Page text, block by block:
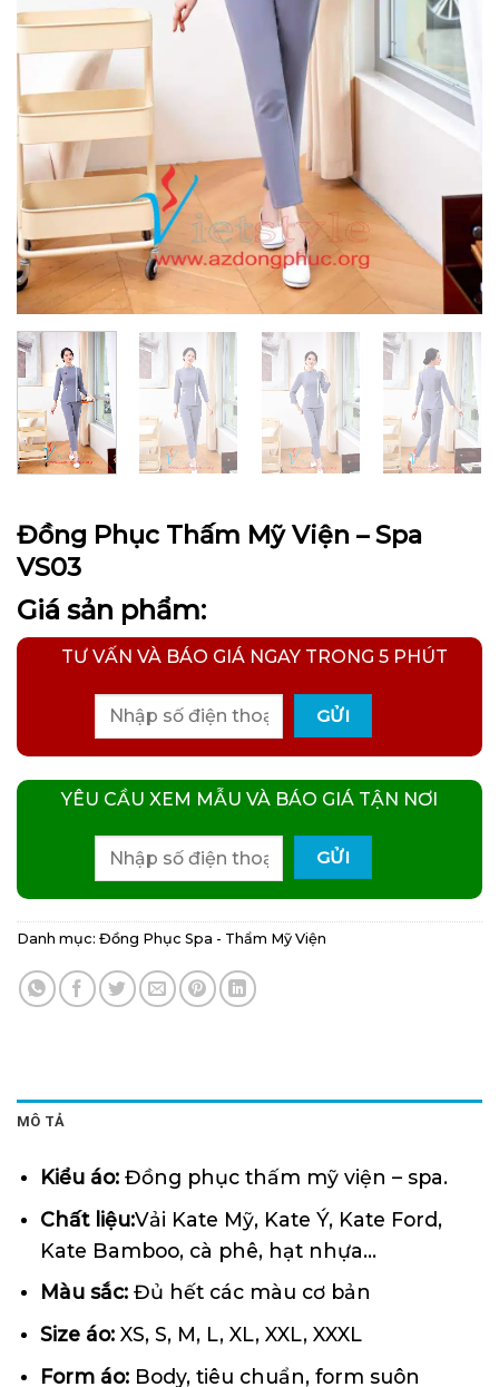
Đồng Phục Thấm Mỹ Viện – Spa
VS03
Giá sản phẩm:
TƯ VẤN VÀ BÁO GIÁ NGAY TRONG 5 PHÚT
YÊU CẦU XEM MẪU VÀ BÁO GIÁ TẬN NƠI
Danh mục: Đồng Phục Spa - Thẩm Mỹ Viện
MÔ TẢ
Kiểu áo: Đồng phục thấm mỹ viện – spa.
Chất liệu:Vải Kate Mỹ, Kate Ý, Kate Ford,
Kate Bamboo, cà phê, hạt nhựa…
Màu sắc: Đủ hết các màu cơ bản
Size áo: XS, S, M, L, XL, XXL, XXXL
Form áo: Body, tiêu chuẩn, form suôn